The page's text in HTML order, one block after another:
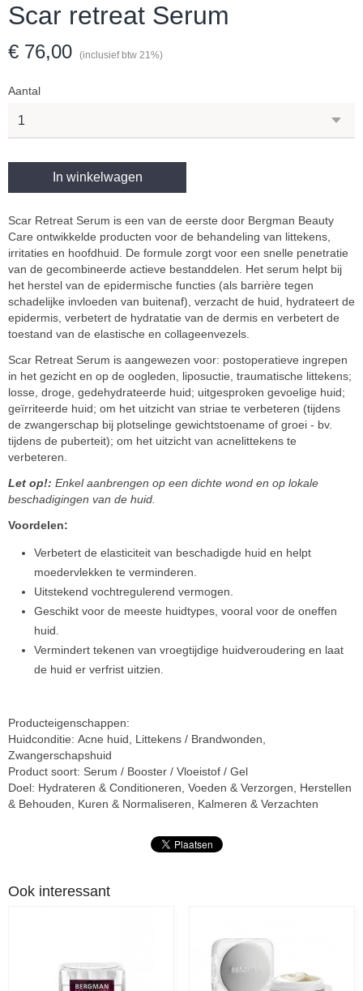
Scar retreat Serum
€ 76,00 (inclusief btw 21%)
Aantal
In winkelwagen
Scar Retreat Serum is een van de eerste door Bergman Beauty
Care ontwikkelde producten voor de behandeling van littekens,
irritaties en hoofdhuid. De formule zorgt voor een snelle penetratie
van de gecombineerde actieve bestanddelen. Het serum helpt bij
het herstel van de epidermische functies (als barrière tegen
schadelijke invloeden van buitenaf), verzacht de huid, hydrateert de
epidermis, verbetert de hydratatie van de dermis en verbetert de
toestand van de elastische en collageenvezels.
Scar Retreat Serum is aangewezen voor: postoperatieve ingrepen
in het gezicht en op de oogleden, liposuctie, traumatische littekens;
losse, droge, gedehydrateerde huid; uitgesproken gevoelige huid;
geïrriteerde huid; om het uitzicht van striae te verbeteren (tijdens
de zwangerschap bij plotselinge gewichtstoename of groei - bv.
tijdens de puberteit); om het uitzicht van acnelittekens te
verbeteren.
Let op!: Enkel aanbrengen op een dichte wond en op lokale
beschadigingen van de huid.
Voordelen:
Verbetert de elasticiteit van beschadigde huid en helpt
moedervlekken te verminderen.
Uitstekend vochtregulerend vermogen.
Geschikt voor de meeste huidtypes, vooral voor de oneffen
huid.
Vermindert tekenen van vroegtijdige huidveroudering en laat
de huid er verfrist uitzien.
Producteigenschappen:
Huidconditie: Acne huid, Littekens / Brandwonden,
Zwangerschapshuid
Product soort: Serum / Booster / Vloeistof / Gel
Doel: Hydrateren & Conditioneren, Voeden & Verzorgen, Herstellen
& Behouden, Kuren & Normaliseren, Kalmeren & Verzachten
Ook interessant